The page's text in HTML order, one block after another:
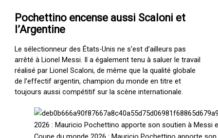
Pochettino encense aussi Scaloni et
l’Argentine
Le sélectionneur des États-Unis ne s’est d’ailleurs pas
arrêté à Lionel Messi. Il a également tenu à saluer le travail
réalisé par Lionel Scaloni, de même que la qualité globale
de l’effectif argentin, champion du monde en titre et
toujours aussi compétitif sur la scène internationale.